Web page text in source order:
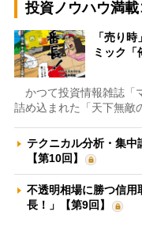
投資ノウハウ満載
「売り
ミック「
かつて投資情報雑誌「
詰め込まれた「天下無敵
テクニカル分析・集
【第10回】
不透明相場に勝つ信
長！」【第9回】